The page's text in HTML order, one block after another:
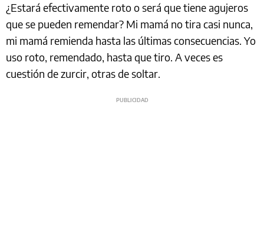
¿Estará efectivamente roto o será que tiene agujeros
que se pueden remendar? Mi mamá no tira casi nunca,
mi mamá remienda hasta las últimas consecuencias. Yo
uso roto, remendado, hasta que tiro. A veces es
cuestión de zurcir, otras de soltar.